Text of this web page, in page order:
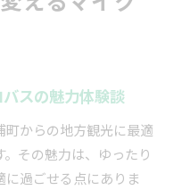
スの魅力体験談
からの地方観光に最適
その魅力は、ゆったり
過ごせる点にありま